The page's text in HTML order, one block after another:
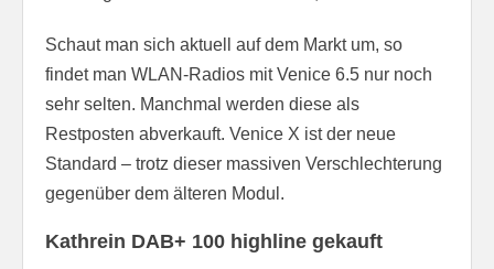
Schaut man sich aktuell auf dem Markt um, so
findet man WLAN-Radios mit Venice 6.5 nur noch
sehr selten. Manchmal werden diese als
Restposten abverkauft. Venice X ist der neue
Standard – trotz dieser massiven Verschlechterung
gegenüber dem älteren Modul.
Kathrein DAB+ 100 highline gekauft